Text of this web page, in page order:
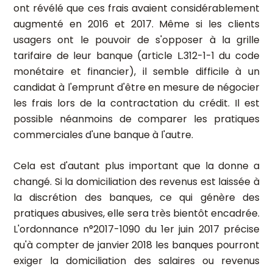
ont révélé que ces frais avaient considérablement
augmenté en 2016 et 2017. Même si les clients
usagers ont le pouvoir de s'opposer à la grille
tarifaire de leur banque (article L.312-1-1 du code
monétaire et financier), il semble difficile à un
candidat à l'emprunt d'être en mesure de négocier
les frais lors de la contractation du crédit. Il est
possible néanmoins de comparer les pratiques
commerciales d'une banque à l'autre.
Cela est d'autant plus important que la donne a
changé. Si la domiciliation des revenus est laissée à
la discrétion des banques, ce qui génère des
pratiques abusives, elle sera très bientôt encadrée.
L'ordonnance n°2017-1090 du 1er juin 2017 précise
qu'à compter de janvier 2018 les banques pourront
exiger la domiciliation des salaires ou revenus